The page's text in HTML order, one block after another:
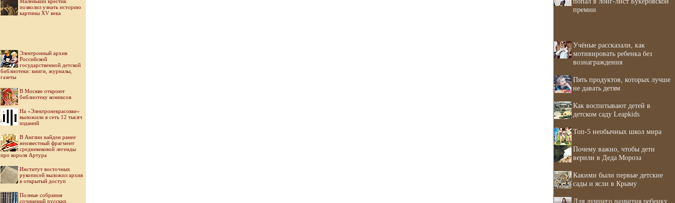
позволил узнать историю
картины XV века
Электронный архив
Российской
государственной детской
библиотеки: книги, журналы,
газеты
В Москве откроют
библиотеку комиксов
На «Электронекрасовке»
выложили в сеть 12 тысяч
изданий
В Англии найден ранее
неизвестный фрагмент
средневековой легенды
про короля Артура
Институт восточных
рукописей выложил архив
в открытый доступ
Полные собрания
сочинений русских
премии
Учёные рассказали, как
мотивировать ребенка без
вознаграждения
Пять продуктов, которых лучше
не давать детям
Как воспитывают детей в
детском саду Leapkids
Топ-5 необычных школ мира
Почему важно, чтобы дети
верили в Деда Мороза
Какими были первые детские
сады и ясли в Крыму
Для лучшего развития ребенку